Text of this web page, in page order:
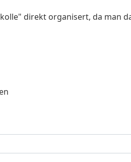
direkt organisert, da man